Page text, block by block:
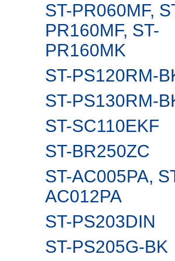
ST-PR060MF,
PR160MF, ST-
PR160MK
ST-PS120RM-
ST-PS130RM-
ST-SC110EKF
ST-BR250ZC
ST-AC005PA,
AC012PA
ST-PS203DIN
ST-PS205G-BK